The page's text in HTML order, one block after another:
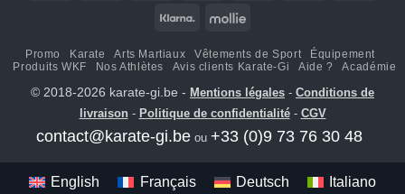
Klarna Mollie
Promo Karate Arts Martiaux Vêtements de Sport
Équipement
Produits WKF
Nos Athlètes Avis clients Karate-Gi Aide ? Académie
© 2018-2026 karate-gi.be - Mentions légales - Conditions de
livraison- Politique de confidentialité- CGV
contact@karate-gi.beou +33 (0)9 73 76 30 48
English Français Deutsch Italiano